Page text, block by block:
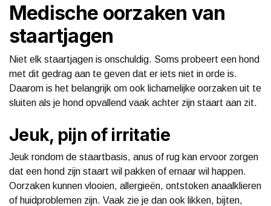
Medische oorzaken van
staartjagen
Niet elk staartjagen is onschuldig. Soms probeert een hond
met dit gedrag aan te geven dat er iets niet in orde is.
Daarom is het belangrijk om ook lichamelijke oorzaken uit te
sluiten als je hond opvallend vaak achter zijn staart aan zit.
Jeuk, pijn of irritatie
Jeuk rondom de staartbasis, anus of rug kan ervoor zorgen
dat een hond zijn staart wil pakken of ernaar wil happen.
Oorzaken kunnen vlooien, allergieën, ontstoken anaalklieren
of huidproblemen zijn. Vaak zie je dan ook likken, bijten,